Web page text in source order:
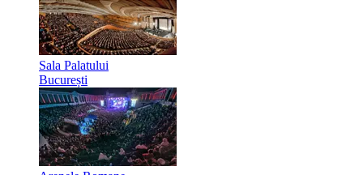
Sala Palatului
București